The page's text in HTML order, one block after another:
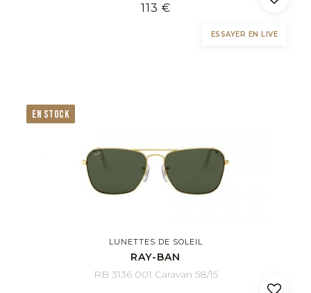
113 €
ESSAYER EN LIVE
EN STOCK
LUNETTES DE SOLEIL
RAY-BAN
RB 3136 001 Caravan 58/15